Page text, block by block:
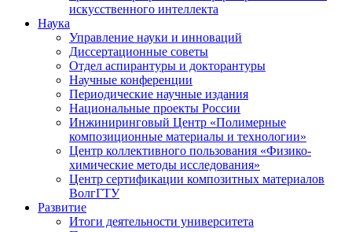
искусственного интеллекта
Наука
Управление науки и инноваций
Диссертационные советы
Отдел аспирантуры и докторантуры
Научные конференции
Периодические научные издания
Национальные проекты России
Инжиниринговый Центр «Полимерные
композиционные материалы и технологии»
Центр коллективного пользования «Физико-
химические методы исследования»
Центр сертификации композитных материалов
ВолгГТУ
Развитие
Итоги деятельности университета